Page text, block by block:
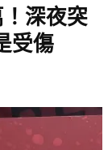
深夜突
受傷